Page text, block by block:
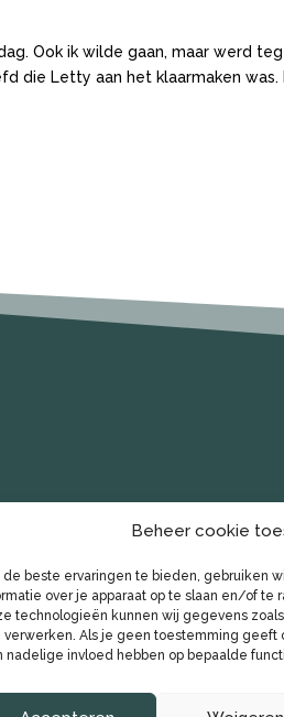
Beheer cookie
de beste ervaringen te bieden, gebruiken
over je apparaat op te slaan en/of te
technologieën kunnen wij gegevens
verwerken. Als je geen toestemming geeft
nadelige invloed hebben op bepaalde
Ook ik wilde gaan, maar werd
die Letty aan het klaarmaken was.